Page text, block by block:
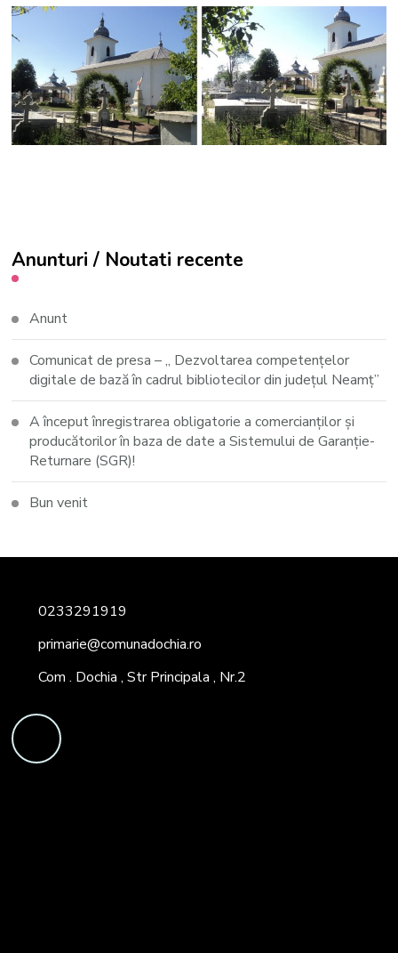
Anunturi / Noutati recente
Anunt
Comunicat de presa – ,, Dezvoltarea competențelor
digitale de bază în cadrul bibliotecilor din județul Neamț”
A început înregistrarea obligatorie a comercianților și
producătorilor în baza de date a Sistemului de Garanție-
Returnare (SGR)!
Bun venit
0233291919
primarie@comunadochia.ro
Com . Dochia , Str Principala , Nr.2